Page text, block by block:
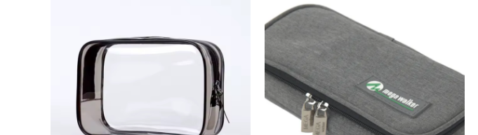
múltiples
variantes.
Las
opciones
se
pueden